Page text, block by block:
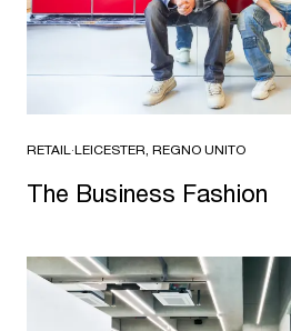
RETAIL·LEICESTER, REGNO UNITO
The Business Fashion